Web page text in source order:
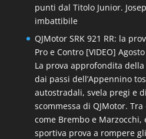
punti dal Titolo Junior.
imbattibile
QJMotor SRK 921 RR: la
Pro e Contro [VIDEO]
La prova approfondita della
dai passi dell’Appennino
autostradali, svela pregi e
scommessa di QJMotor.
come Brembo e Marzocchi,
sportiva prova a rompere